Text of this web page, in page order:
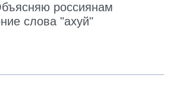
россиянам
слова "ахуй"